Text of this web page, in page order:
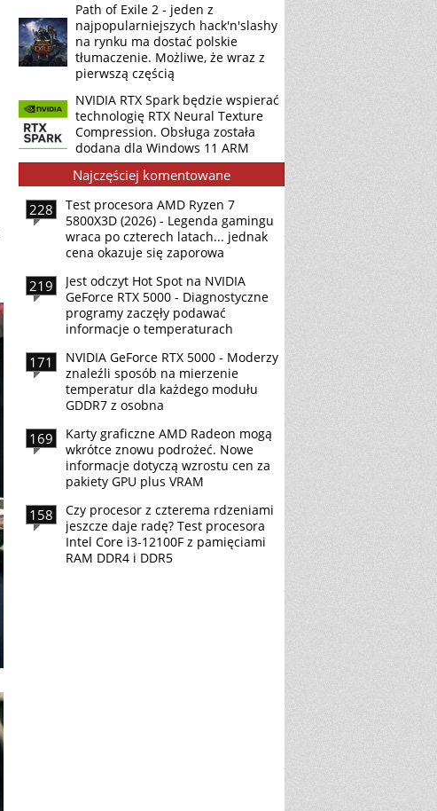
Path of Exile 2 - jeden z
najpopularniejszych hack'n'slashy
na rynku ma dostać polskie
tłumaczenie. Możliwe, że wraz z
pierwszą częścią
NVIDIA RTX Spark będzie wspierać
technologię RTX Neural Texture
Compression. Obsługa została
dodana dla Windows 11 ARM
Najczęściej komentowane
228
Test procesora AMD Ryzen 7
5800X3D (2026) - Legenda gamingu
wraca po czterech latach... jednak
cena okazuje się zaporowa
219
Jest odczyt Hot Spot na NVIDIA
GeForce RTX 5000 - Diagnostyczne
programy zaczęły podawać
informacje o temperaturach
171
NVIDIA GeForce RTX 5000 - Moderzy
znaleźli sposób na mierzenie
temperatur dla każdego modułu
GDDR7 z osobna
169
Karty graficzne AMD Radeon mogą
wkrótce znowu podrożeć. Nowe
informacje dotyczą wzrostu cen za
pakiety GPU plus VRAM
158
Czy procesor z czterema rdzeniami
jeszcze daje radę? Test procesora
Intel Core i3-12100F z pamięciami
RAM DDR4 i DDR5